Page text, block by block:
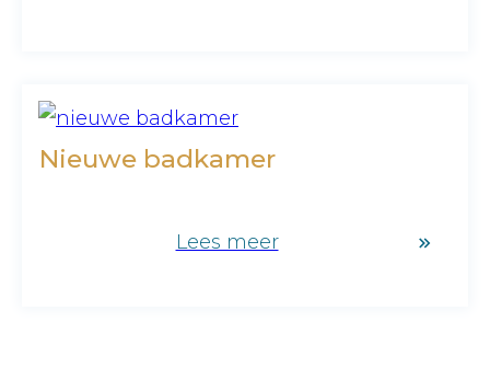
Nieuwe badkamer
Lees meer